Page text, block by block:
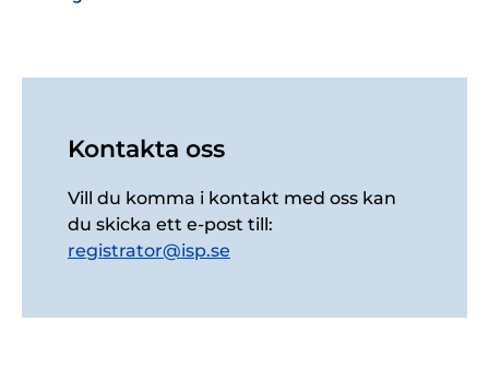
Kontakta oss
Vill du komma i kontakt med oss kan
du skicka ett e-post till:
registrator@isp.se